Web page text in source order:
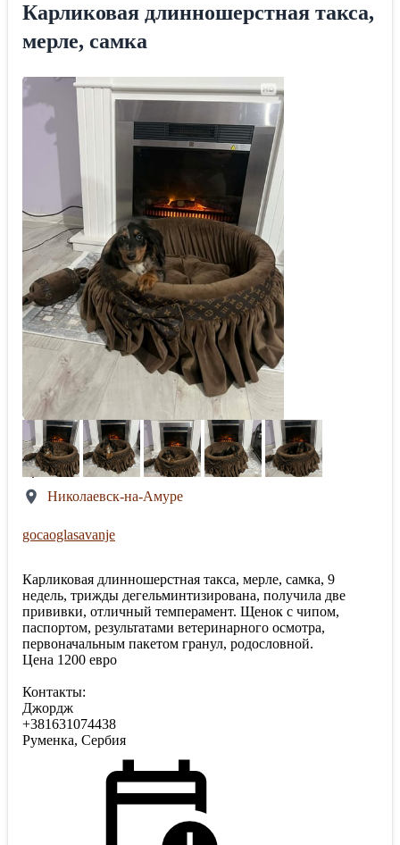
Карликовая длинношерстная такса,
мерле, самка
Николаевск-на-Амуре
gocaoglasavanje
Карликовая длинношерстная такса, мерле, самка, 9
недель, трижды дегельминтизирована, получила две
прививки, отличный темперамент. Щенок с чипом,
паспортом, результатами ветеринарного осмотра,
первоначальным пакетом гранул, родословной.
Цена 1200 евро
Контакты:
Джордж
+381631074438
Руменка, Сербия